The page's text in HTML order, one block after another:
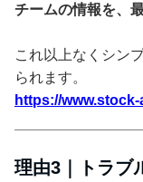
チームの情報を、
これ以上なくシン
られます。
https://
理由3｜トラブ